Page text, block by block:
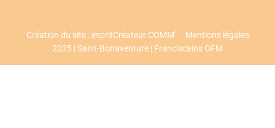
2025 | Saint-Bonaventure | Franciscains OFM
Création du site : espritCréateur.COMM’ Mentions légales